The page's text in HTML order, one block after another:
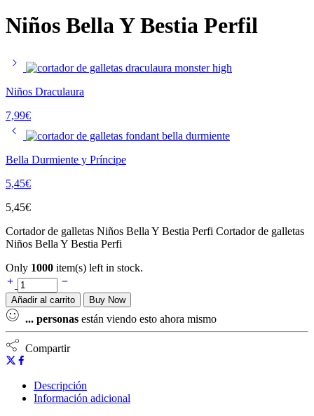
Niños Bella Y Bestia Perfil
Niños Draculaura
7,99€
Bella Durmiente y Príncipe
5,45€
5,45€
Cortador de galletas Niños Bella Y Bestia Perfi Cortador de galletas
Niños Bella Y Bestia Perfi
Only 1000 item(s) left in stock.
Añadir al carrito Buy Now
... personas están viendo esto ahora mismo
Compartir
Descripción
Información adicional